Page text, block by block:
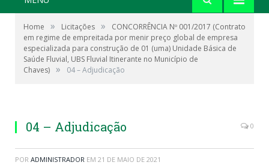
Home » Licitações »
CONCORRÊNCIA Nº 001/2017 (Contrato
em regime de empreitada por menir preço global de empresa
especializada para construção de 01 (uma) Unidade Básica de
Saúde Fluvial, UBS Fluvial Itinerante no Município de
Chaves) » 04 – Adjudicação
04 – Adjudicação 0
POR ADMINISTRADOR EM 21 DE MAIO DE 2021